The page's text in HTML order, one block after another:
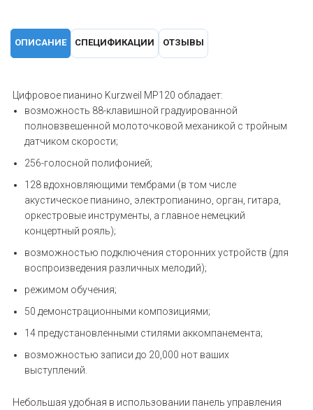
ОПИСАНИЕ СПЕЦИФИКАЦИИ ОТЗЫВЫ
Цифровое пианино Kurzweil MP120 обладает:
возможность 88-клавишной градуированной
полновзвешенной молоточковой механикой с тройным
датчиком скорости;
256-голосной полифонией;
128 вдохновляющими тембрами (в том числе
акустическое пианино, электропианино, орган, гитара,
оркестровые инструменты, а главное немецкий
концертный рояль);
возможностью подключения сторонних устройств (для
воспроизведения различных мелодий);
режимом обучения;
50 демонстрационными композициями;
14 предустановленными стилями аккомпанемента;
возможностью записи до 20,000 нот ваших
выступлений.
Небольшая удобная в использовании панель управления